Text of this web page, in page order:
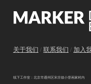
关于我们 / 联系我们 / 加入
线下工作室：北京市通州区宋庄镇小堡画家村内